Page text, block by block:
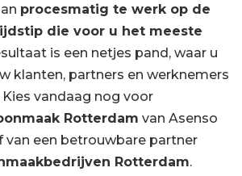
procesmatig te werk op de
die voor u het meeste
is een netjes pand, waar u
klanten, partners en werknemers
vandaag nog voor
Rotterdam van Asenso
van een betrouwbare partner
Rotterdam.